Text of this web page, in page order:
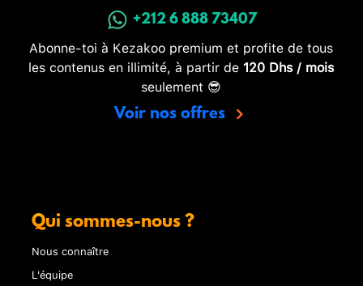
+212 6 888 73407
Abonne-toi à Kezakoo premium et profite de tous
les contenus en illimité, à partir de 120 Dhs / mois
seulement 😎
Voir nos offres
Qui sommes-nous ?
Nous connaître
L'équipe